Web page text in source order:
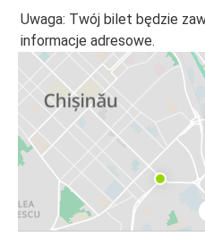
Uwaga: Twój bilet będzie
informacje adresowe.